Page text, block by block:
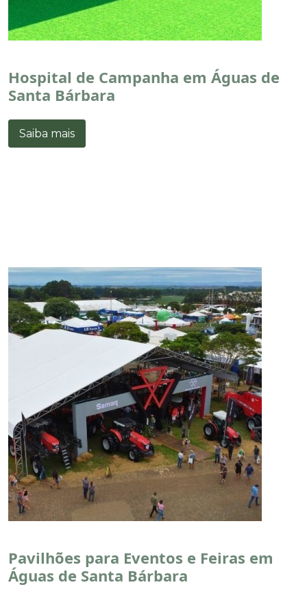
Hospital de Campanha em Águas de
Santa Bárbara
Saiba mais
Pavilhões para Eventos e Feiras em
Águas de Santa Bárbara